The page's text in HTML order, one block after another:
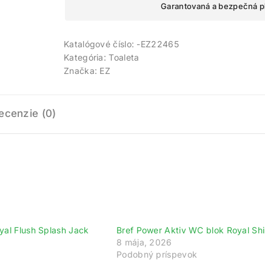
Garantovaná a bezpečná
Katalógové číslo: -EZ22465
Kategória:Toaleta
Značka: EZ
(0)
Flush Splash Jack
Bref Power Aktiv WC blok Royal
8 mája, 2026
Podobný príspevok
vstupný bonus 200 bodov.
1 bod do vášho vernostného účtu.